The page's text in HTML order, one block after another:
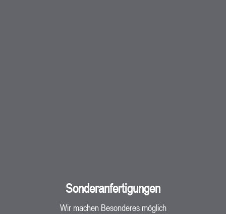
Sonderanfertigungen
Wir machen Besonderes möglich